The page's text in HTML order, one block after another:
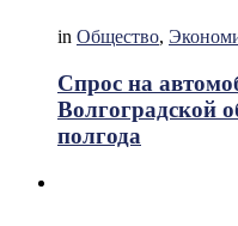
in Общество,
Спрос на
Волгоградской
полгода